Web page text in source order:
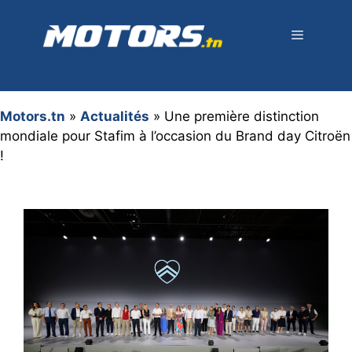
contenu
Motors.tn » Actualités » Une première distinction
mondiale pour Stafim à l’occasion du Brand day Citroën
!